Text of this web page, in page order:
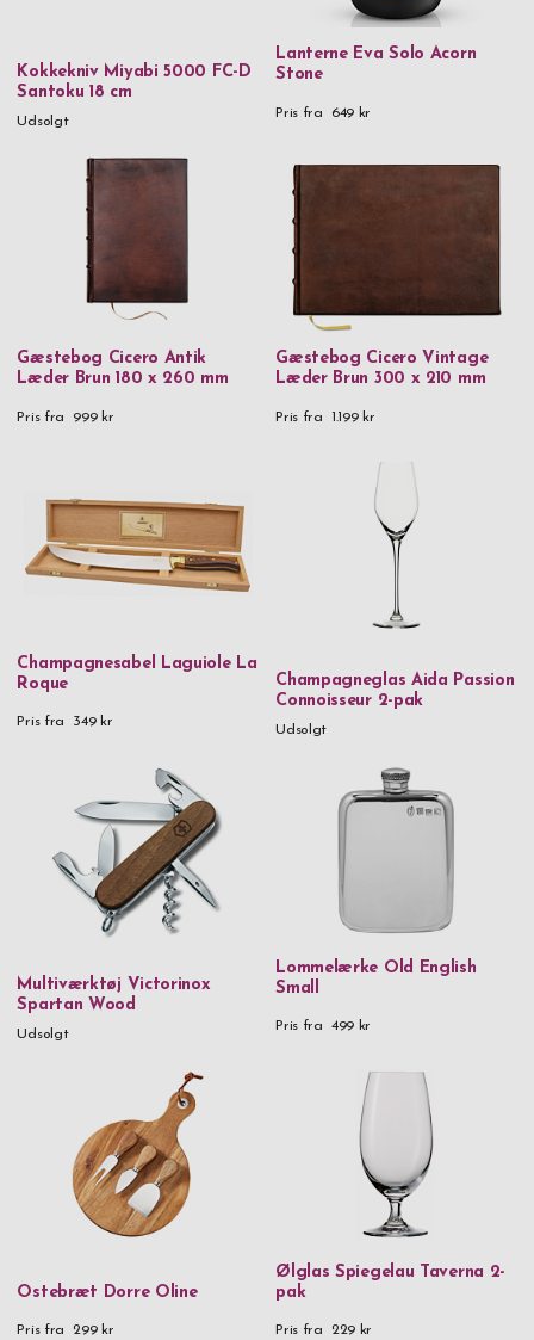
Vildmark
Materiale
24% Lead Crystal
90% genanvendt rustfrit stål & kunststof
Aluminium & rustfrit stål
Aluminium & træ
FC61-stål | Hårdhed 60-62 HRC
FSC-certificeret karboniser bambus
Håndlavet glas
Håndlavet glas & træ
Krystalglas
Læder
Læder & metal
Metal & krystaller
Mundblæst glas
Mundblæst glas & stål
Messing
Kokkekniv Miyabi 5000 FC-D
Santoku 18 cm
Udsolgt
Lanterne Eva Solo Acorn
Stone
Pris fra 649 kr
Gæstebog Cicero Antik
Læder Brun 180 x 260 mm
Pris fra 999 kr
Gæstebog Cicero Vintage
Læder Brun 300 x 210 mm
Pris fra 1.199 kr
Champagnesabel Laguiole La
Roque
Pris fra 349 kr
Champagneglas Aida Passion
Connoisseur 2-pak
Udsolgt
Multiværktøj Victorinox
Spartan Wood
Udsolgt
Lommelærke Old English
Small
Pris fra 499 kr
Ostebræt Dorre Oline
Pris fra 299 kr
Ølglas Spiegelau Taverna 2-
pak
Pris fra 229 kr